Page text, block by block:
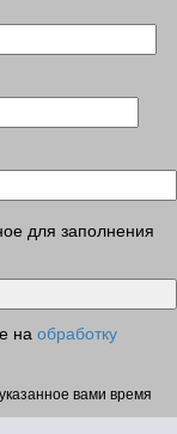
для заполнения
на обработку
вами время